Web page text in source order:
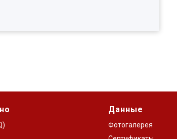
Данные
Фотогалерея